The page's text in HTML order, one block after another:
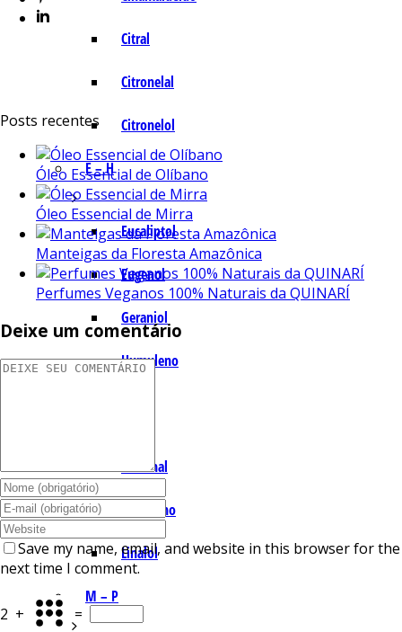
Citral
Citronelal
Citronelol
E – H
Eucaliptol
Eugenol
Geraniol
Humuleno
Lemonal
Limoneno
Linalol
M – P
Posts recentes
Óleo Essencial de Olíbano
Óleo Essencial de Mirra
Manteigas da Floresta Amazônica
Perfumes Veganos 100% Naturais da QUINARÍ
Deixe um comentário
Save my name, email, and website in this browser for the
next time I comment.
2 + =